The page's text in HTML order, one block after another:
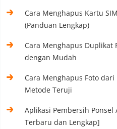
Cara Menghapus Kartu
(Panduan Lengkap)
Cara Menghapus Duplikat
dengan Mudah
Cara Menghapus Foto
Metode Teruji
Aplikasi Pembersih
Terbaru dan Lengkap]